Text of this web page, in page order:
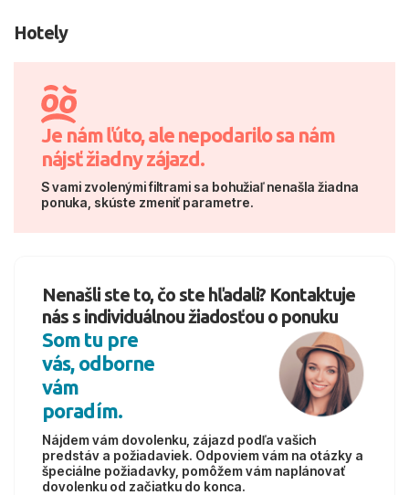
Hotely
Je nám ľúto, ale nepodarilo sa nám
nájsť žiadny zájazd.
S vami zvolenými filtrami sa bohužiaľ nenašla žiadna
ponuka, skúste zmeniť parametre.
Nenašli ste to, čo ste hľadali? Kontaktuje
nás s individuálnou žiadosťou o ponuku
Som tu pre
vás, odborne
vám
poradím.
Nájdem vám dovolenku, zájazd podľa vašich
predstáv a požiadaviek. Odpoviem vám na otázky a
špeciálne požiadavky, pomôžem vám naplánovať
dovolenku od začiatku do konca.